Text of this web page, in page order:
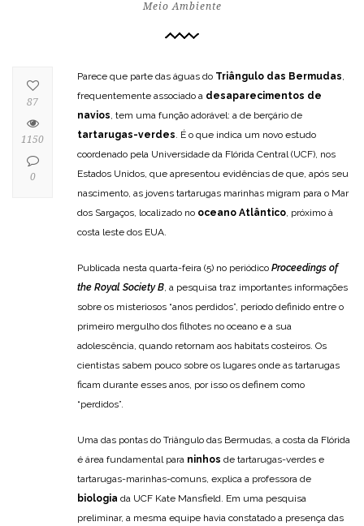
Meio Ambiente
Parece que parte das águas do Triângulo das Bermudas,
frequentemente associado a desaparecimentos de
navios, tem uma função adorável: a de berçário de
tartarugas-verdes. É o que indica um novo estudo
coordenado pela Universidade da Flórida Central (UCF), nos
Estados Unidos, que apresentou evidências de que, após seu
nascimento, as jovens tartarugas marinhas migram para o Mar
dos Sargaços, localizado no oceano Atlântico, próximo à
costa leste dos EUA.
Publicada nesta quarta-feira (5) no periódico Proceedings of
the Royal Society B, a pesquisa traz importantes informações
sobre os misteriosos “anos perdidos”, período definido entre o
primeiro mergulho dos filhotes no oceano e a sua
adolescência, quando retornam aos habitats costeiros. Os
cientistas sabem pouco sobre os lugares onde as tartarugas
ficam durante esses anos, por isso os definem como
“perdidos”.
Uma das pontas do Triângulo das Bermudas, a costa da Flórida
é área fundamental para ninhos de tartarugas-verdes e
tartarugas-marinhas-comuns, explica a professora de
biologia da UCF Kate Mansfield. Em uma pesquisa
preliminar, a mesma equipe havia constatado a presença das
87
1150
0